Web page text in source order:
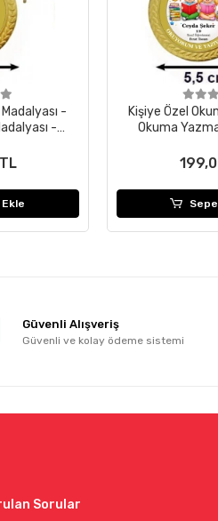
-
-
Kişiye Özel
Okuma
Güvenli Alışveriş
Güvenli ve kolay ödeme sistemi
Sorular